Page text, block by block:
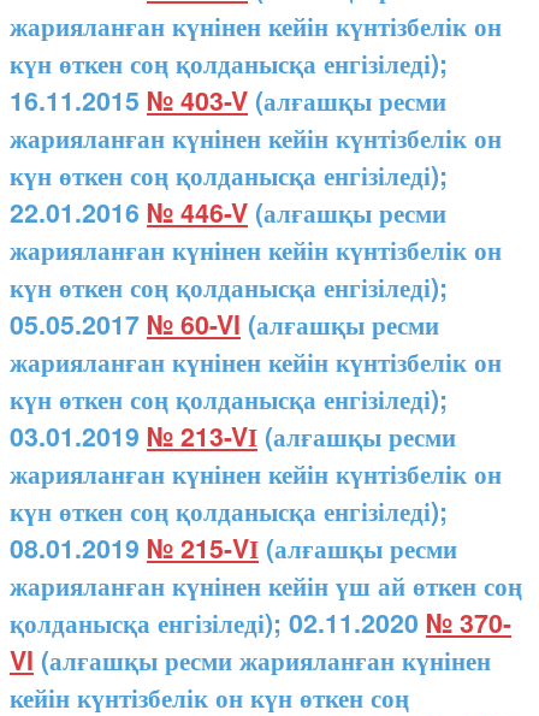
жарияланған күнінен кейін күнтізбелік он
күн өткен соң қолданысқа енгізіледі);
16.11.2015 № 403-V (алғашқы ресми
жарияланған күнінен кейін күнтізбелік он
күн өткен соң қолданысқа енгізіледі);
22.01.2016 № 446-V (алғашқы ресми
жарияланған күнінен кейін күнтізбелік он
күн өткен соң қолданысқа енгізіледі);
05.05.2017 № 60-VI (алғашқы ресми
жарияланған күнінен кейін күнтізбелік он
күн өткен соң қолданысқа енгізіледі);
03.01.2019 № 213-VІ (алғашқы ресми
жарияланған күнінен кейін күнтізбелік он
күн өткен соң қолданысқа енгізіледі);
08.01.2019 № 215-VІ (алғашқы ресми
жарияланған күнінен кейін үш ай өткен соң
қолданысқа енгізіледі); 02.11.2020 № 370-
VI (алғашқы ресми жарияланған күнінен
кейін күнтізбелік он күн өткен соң